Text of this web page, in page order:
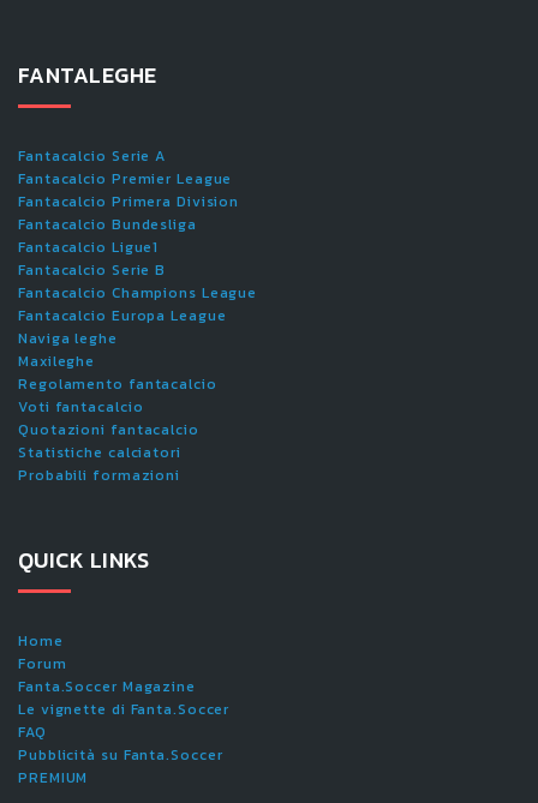
FANTALEGHE
Fantacalcio Serie A
Fantacalcio Premier League
Fantacalcio Primera Division
Fantacalcio Bundesliga
Fantacalcio Ligue1
Fantacalcio Serie B
Fantacalcio Champions League
Fantacalcio Europa League
Naviga leghe
Maxileghe
Regolamento fantacalcio
Voti fantacalcio
Quotazioni fantacalcio
Statistiche calciatori
Probabili formazioni
QUICK LINKS
Home
Forum
Fanta.Soccer Magazine
Le vignette di Fanta.Soccer
FAQ
Pubblicità su Fanta.Soccer
PREMIUM